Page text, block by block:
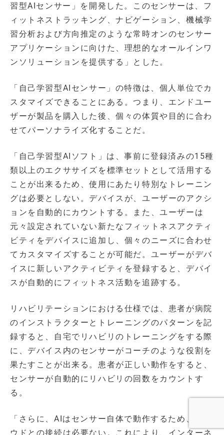
習型AIセンサー」を開発した。このセンサーは、フ
ィットネストラッキング、ナビゲーション、機械学
習分析および方向推定のような常時オンのセンサー
アプリケーションに向けた、理想的なオールインワ
ンソリューションを提供する」とした。
「自己学習型AIセンサー」の特徴は、個人単位でカ
スタマイズできることにある。つまり、エンドユー
ザーが製品を購入した後、個々の体質や目的に合わ
せてパーソナライズ化することだ。
「自己学習型AIソフト」は、事前に登録済みの15種
類以上のエクササイズを標準セットとして活用する
ことが出来るため、使用にあたり特別なトレーニン
グは必要としない。デバイスが、ユーザーのアクシ
ョンを自動的にカウントする。また、ユーザーは
元々設定されていない新たなフィットネスアクティ
ビティをデバイスに追加し、個々のニーズに合わせ
てカスタマイズすることが可能だ。ユーザーがデバ
イスに新しいアクティビティを登録すると、デバイ
スが自動的にフィットネス活動を追跡する。
リハビリテーションにおける仕様では、患者が病院
のインストラクターとトレーニングのパターンを記
録すると、自宅でリハビリのトレーニングをする際
に、デバイス内のセンサーがコーチのような役割を
果たすことが出来る。患者が正しい動作をすると、
センサーが自動的にリハビリの回数をカウントす
る。
「さらに、AIはセンサー自体で動作するため、クラ
ウドとの接続は必要ない。これにより、インターネ